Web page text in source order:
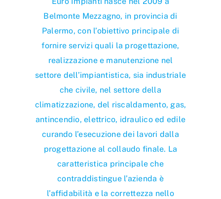
Belmonte Mezzagno, in provincia di
Palermo, con l’obiettivo principale di
fornire servizi quali la progettazione,
realizzazione e manutenzione nel
settore dell’impiantistica, sia industriale
che civile, nel settore della
climatizzazione, del riscaldamento, gas,
antincendio, elettrico, idraulico ed edile
curando l’esecuzione dei lavori dalla
progettazione al collaudo finale. La
caratteristica principale che
contraddistingue l’azienda è
l’affidabilità e la correttezza nello